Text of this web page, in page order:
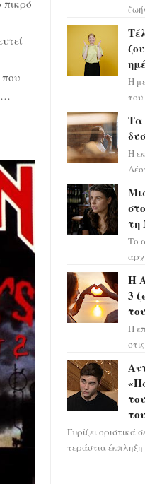
πικρό
που
Η
του
Τα
Η
τη
Το
Η
3
Η
Γυρίζει οριστικά
τεράστια έκπληξη